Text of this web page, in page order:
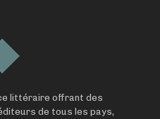
littéraire offrant des
de tous les pays,